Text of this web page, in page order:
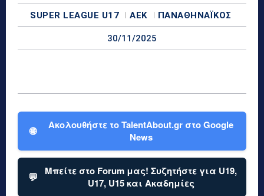
SUPER LEAGUE U17 ΑΕΚ ΠΑΝΑΘΗΝΑΪΚΌΣ
30/11/2025
🌐
Ακολουθήστε το TalentAbout.gr στο Google
News
💬
Μπείτε στο Forum μας! Συζητήστε για U19,
U17, U15 και Ακαδημίες